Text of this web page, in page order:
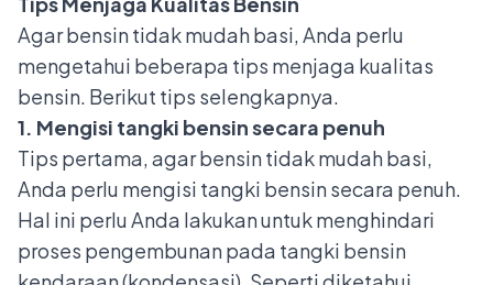
Agar bensin tidak mudah basi, Anda perlu
mengetahui beberapa tips menjaga kualitas
bensin. Berikut tips selengkapnya.
1. Mengisi tangki bensin secara penuh
Tips pertama, agar bensin tidak mudah basi,
Anda perlu mengisi tangki bensin secara penuh.
Hal ini perlu Anda lakukan untuk menghindari
proses pengembunan pada tangki bensin